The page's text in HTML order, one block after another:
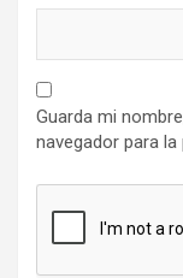
Guarda mi
navegador para